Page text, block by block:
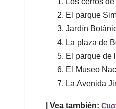
El parque
Jardín
La plaza de
El parque de
El Museo
La Avenida
| Vea también: